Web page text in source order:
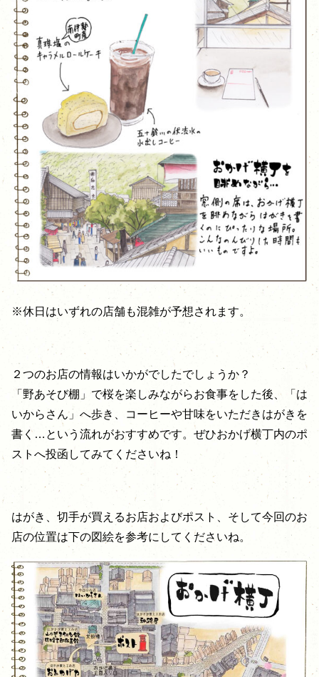
※休日はいずれの店舗も混雑が予想されます。
２つのお店の情報はいかがでしたでしょうか？
「野あそび棚」で桜を楽しみながらお食事をした後、「は
いからさん」へ歩き、コーヒーや甘味をいただきはがきを
書く…という流れがおすすめです。ぜひおかげ横丁内のポ
ストへ投函してみてくださいね！
はがき、切手が買えるお店およびポスト、そして今回のお
店の位置は下の図絵を参考にしてくださいね。